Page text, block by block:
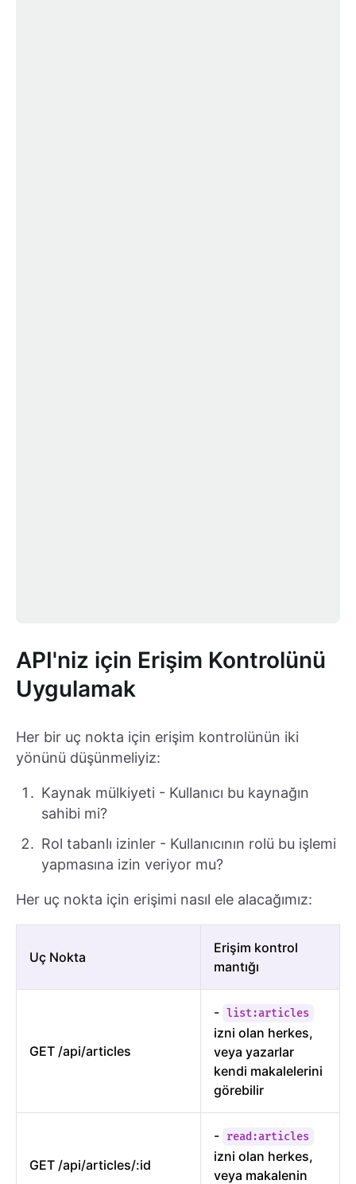
API'niz için Erişim Kontrolünü
Uygulamak
Her bir uç nokta için erişim kontrolünün iki
yönünü düşünmeliyiz:
Kaynak mülkiyeti - Kullanıcı bu kaynağın
sahibi mi?
Rol tabanlı izinler - Kullanıcının rolü bu işlemi
yapmasına izin veriyor mu?
Her uç nokta için erişimi nasıl ele alacağımız:
Uç Nokta
Erişim kontrol
mantığı
GET /api/articles
- list:articles
izni olan herkes,
veya yazarlar
kendi makalelerini
görebilir
GET /api/articles/:id
- read:articles
izni olan herkes,
veya makalenin